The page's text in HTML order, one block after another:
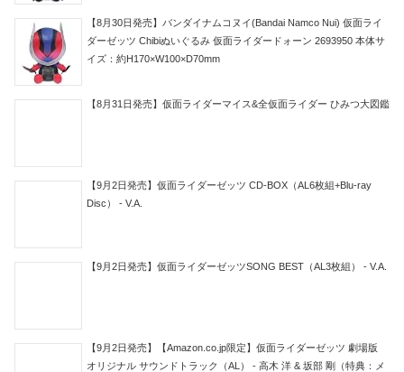
【8月30日発売】バンダイナムコヌイ(Bandai Namco Nui) 仮面ライ
ダーゼッツ Chibiぬいぐるみ 仮面ライダードォーン 2693950 本体サ
イズ：約H170×W100×D70mm
【8月31日発売】仮面ライダーマイス&全仮面ライダー ひみつ大図鑑
【9月2日発売】仮面ライダーゼッツ CD-BOX（AL6枚組+Blu-ray
Disc） - V.A.
【9月2日発売】仮面ライダーゼッツSONG BEST（AL3枚組） - V.A.
【9月2日発売】【Amazon.co.jp限定】仮面ライダーゼッツ 劇場版
オリジナル サウンドトラック（AL） - 高木 洋 & 坂部 剛（特典：メ